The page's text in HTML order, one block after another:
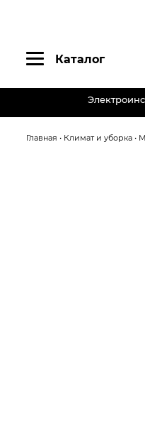
Каталог
Главная • Климат и уборка •